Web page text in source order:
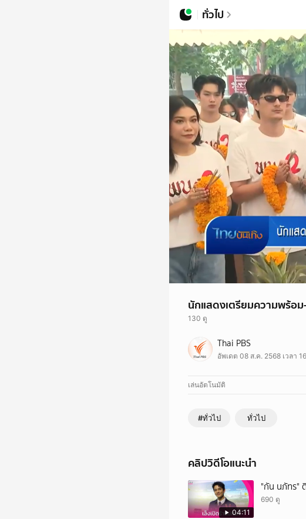
ทั่วไป
นักแสดงเตรียมความพร้อ
130 ดู
เงินครั้งแรกในเรื่อง "พนอ 2" เช่น
ฝึกฝนฝีมือมากับงานแสดงซีรีส์ดังห
Thai PBS
อัพเดต 08 ส.ค. 2568 เวลา
เล่นอัตโนมัติ
#ทั่วไป ทั่วไป
คลิปวิดีโอแนะนำ
04:11
"กัน นภัทร"
690 ดู